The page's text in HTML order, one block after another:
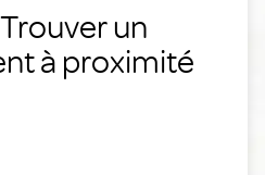
un
à proximité